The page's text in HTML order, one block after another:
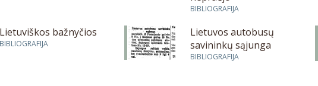
BIBLIOGRAFIJA
Lietuviškos bažnyčios
BIBLIOGRAFIJA
Lietuvos autobusų
savininkų sąjunga
BIBLIOGRAFIJA